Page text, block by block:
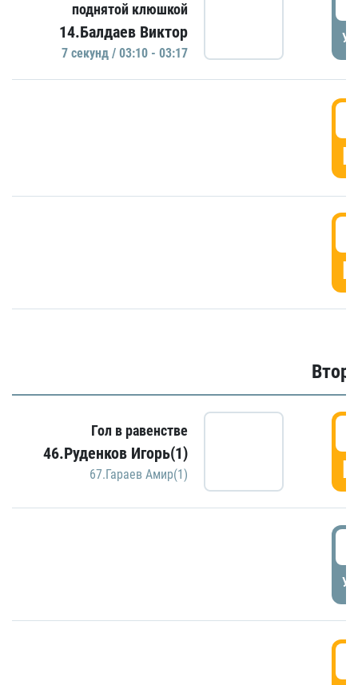
поднятой клюшкой
14.Балдаев Виктор
7 секунд / 03:10 - 03:17
Гол в равенстве
46.Руденков Игорь(1)
67.Гараев Амир(1)